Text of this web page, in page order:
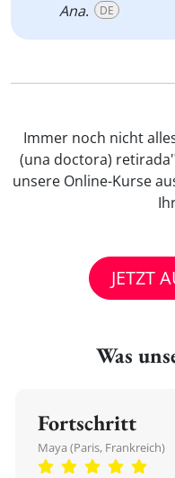
Ana. DE
Immer noch nicht
(una doctora)
unsere Online-Kurse
JETZT
Was
Fortschritt
Maya (Paris, Frankreich)